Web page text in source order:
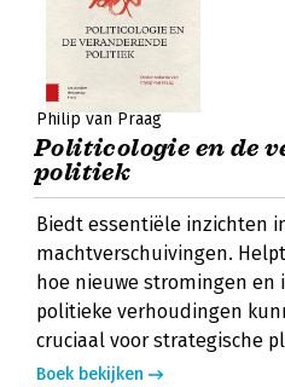
Philip van Praag
Politicologie en de
politiek
Biedt essentiële inzichten
machtverschuivingen.
hoe nieuwe stromingen
politieke verhoudingen
cruciaal voor strategische
Boek bekijken